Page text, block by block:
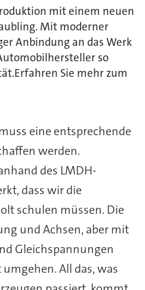
mit einem neuen
Mit moderner
Anbindung an das Werk
so
Sie mehr zum
eine entsprechende
werden.
des LMDH-
dass wir die
schulen müssen. Die
und Achsen, aber mit
Gleichspannungen
All das, was